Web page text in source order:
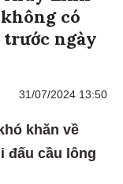
có
ngày
31/07/2024 13:50
khăn về
đấu cầu lông